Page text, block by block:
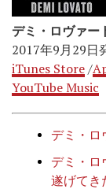
デミ・ロヴァ
2017年9月29日
iTunes Store/
YouTube Music
デミ・ロ
デミ・ロ
遂げてき